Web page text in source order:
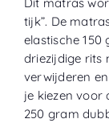
Dit matras
tijk”. De
elastische 150
driezijdige rits
verwijderen
je kiezen voor
250 gram